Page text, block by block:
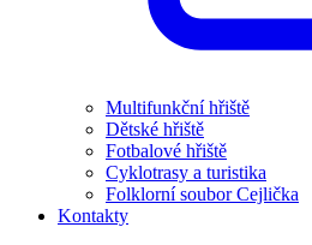
Multifunkční hřiště
Dětské hřiště
Fotbalové hřiště
Cyklotrasy a turistika
Folklorní soubor Cejlička
Kontakty